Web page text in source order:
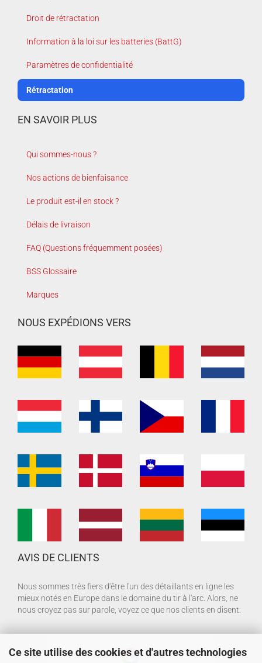
Ce site utilise des cookies et d'autres technologies
Droit de rétractation
Information à la loi sur les batteries (BattG)
Paramètres de confidentialité
Rétractation
EN SAVOIR PLUS
Qui sommes-nous ?
Nos actions de bienfaisance
Le produit est-il en stock ?
Délais de livraison
FAQ (Questions fréquemment posées)
BSS Glossaire
Marques
NOUS EXPÉDIONS VERS
AVIS DE CLIENTS
Nous sommes très fiers d'être l'un des détaillants en ligne les
mieux notés en Europe dans le domaine du tir à l'arc. Alors, ne
nous croyez pas sur parole, voyez ce que nos clients en disent: